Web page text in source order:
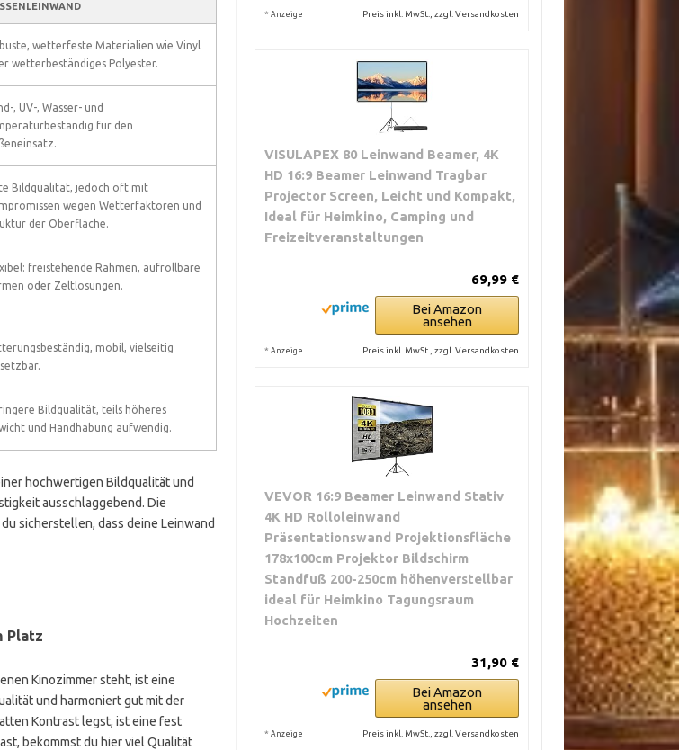
wetterfeste Materialien wie Vinyl
wetterbeständiges Polyester.
, UV-, Wasser- und
für den
Bildqualität, jedoch oft mit
wegen Wetterfaktoren und
der Oberfläche.
freistehende Rahmen, aufrollbare
oder Zeltlösungen.
mobil, vielseitig
Bildqualität, teils höheres
und Handhabung aufwendig.
hochwertigen Bildqualität und
ausschlaggebend. Die
sicherstellen, dass deine Leinwand
Platz
Kinozimmer steht, ist eine
und harmoniert gut mit der
Kontrast legst, ist eine fest
bekommst du hier viel Qualität
* Anzeige Preis inkl. MwSt., zzgl. Versandkosten
VISULAPEX 80 Leinwand Beamer, 4K
HD 16:9 Beamer Leinwand Tragbar
Projector Screen, Leicht und Kompakt,
Ideal für Heimkino, Camping und
Freizeitveranstaltungen
69,99 €
Bei Amazon
ansehen
* Anzeige Preis inkl. MwSt., zzgl. Versandkosten
VEVOR 16:9 Beamer Leinwand Stativ
4K HD Rolloleinwand
Präsentationswand Projektionsfläche
178x100cm Projektor Bildschirm
Standfuß 200-250cm höhenverstellbar
ideal für Heimkino Tagungsraum
Hochzeiten
31,90 €
Bei Amazon
ansehen
* Anzeige Preis inkl. MwSt., zzgl. Versandkosten